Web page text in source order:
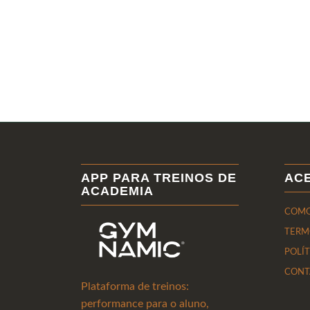
APP PARA TREINOS DE
ACADEMIA
Plataforma de treinos:
performance para o aluno,